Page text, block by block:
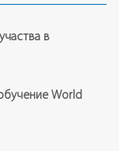
в
World